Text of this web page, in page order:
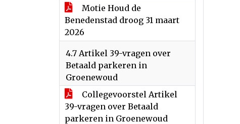
Motie Houd de
Benedenstad droog 31 maart
2026
4.7 Artikel 39-vragen over
Betaald parkeren in
Groenewoud
Collegevoorstel Artikel
39-vragen over Betaald
parkeren in Groenewoud